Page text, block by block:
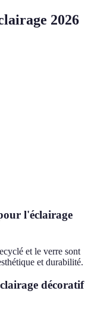
2026
l'éclairage
et le verre sont
et durabilité.
décoratif